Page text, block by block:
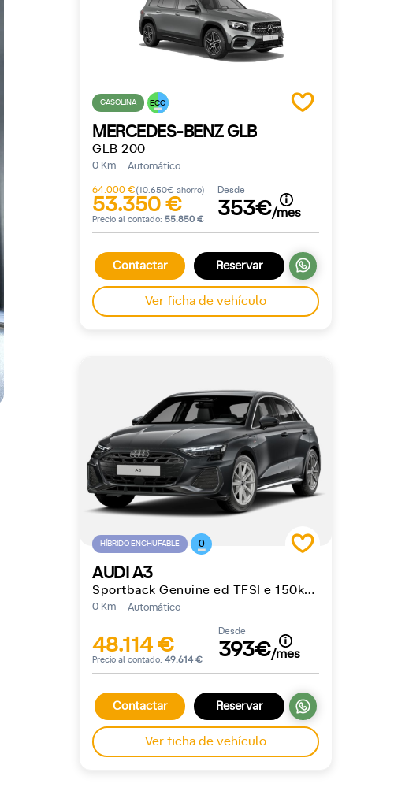
GASOLINA ECO
MERCEDES-BENZ GLB
GLB 200
0 Km Automático
64.000 €(10.650€ ahorro)
53.350 €
Precio al contado:55.850 €
Desde
353€/mes
Contactar Reservar
Ver ficha de vehículo
HÍBRIDO ENCHUFABLE 0
AUDI A3
Sportback Genuine ed TFSI e 150kW S tron
0 Km Automático
48.114 €
Precio al contado:49.614 €
Desde
393€/mes
Contactar Reservar
Ver ficha de vehículo